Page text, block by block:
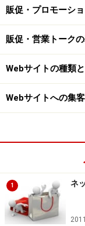
見込客の発言を
ケティング調査
話内容などから
商談のスタート
くするために
ものにしましょ
イエスかノーかな
の糸口を探しまし
販促・プロモーシ
販促・営業トーク
Webサイトの種類
Webサイトへの集
1 ネ